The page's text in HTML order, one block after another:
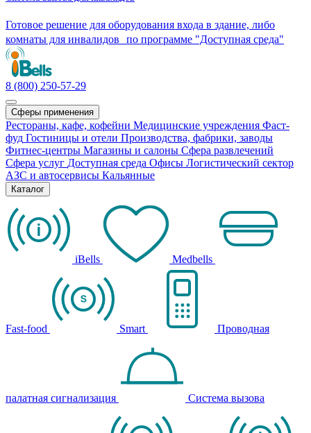
Готовое решение для оборудования входа в здание, либо
комнаты для инвалидов по программе "Доступная среда"
8 (800) 250-57-29
Сферы применения
Рестораны, кафе, кофейни Медицинские учреждения Фаст-
фуд Гостиницы и отели Производства, фабрики, заводы
Фитнес-центры Магазины и салоны Сфера развлечений
Сфера услуг Доступная среда Офисы Логистический сектор
АЗС и автосервисы Кальянные
Каталог
iBells Medbells
Fast-food Smart Проводная
палатная сигнализация Система вызова